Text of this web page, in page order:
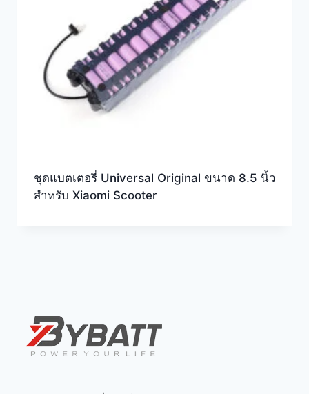
ชุดแบตเตอรี่ Universal Original ขนาด 8.5 นิ้ว
สำหรับ Xiaomi Scooter